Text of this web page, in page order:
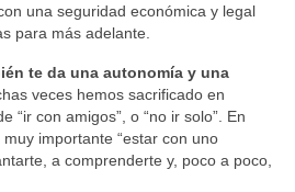
una seguridad económica y legal
para más adelante.
te da una autonomía y una
veces hemos sacrificado en
“ir con amigos”, o “no ir solo”. En
importante “estar con uno
a comprenderte y, poco a poco,